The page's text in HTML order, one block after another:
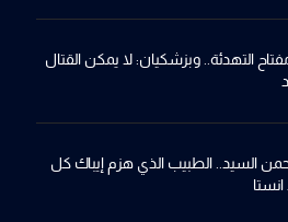
التهدئة.. وبزشكيان: لا يمكن القتال
السيد.. الطبيب الذي هزم إيباك كل